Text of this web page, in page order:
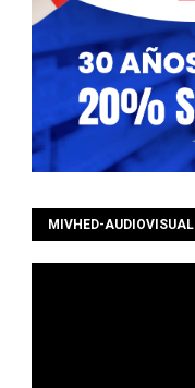
MIVHED-AUDIOVISUAL